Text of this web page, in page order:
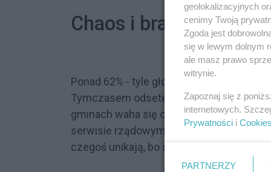
Chaos i brak informacji
Ponad 62% - tyle głosów uzyskała
Tymczasem odsetek osób w pełni
gminach waha się on w przedziale ok.
serwisie rządowym). I nie, nie chodzi tu
czegoś unikają, bo się boją, a boją się,
geolokalizacyjnych
cenimy Twoją
Zgoda jest
się w lewym dolnym
ale masz prawo
witrynie.
Zapoznaj się z
internetowych.
Prywatności i Cookies
PARTNERZY